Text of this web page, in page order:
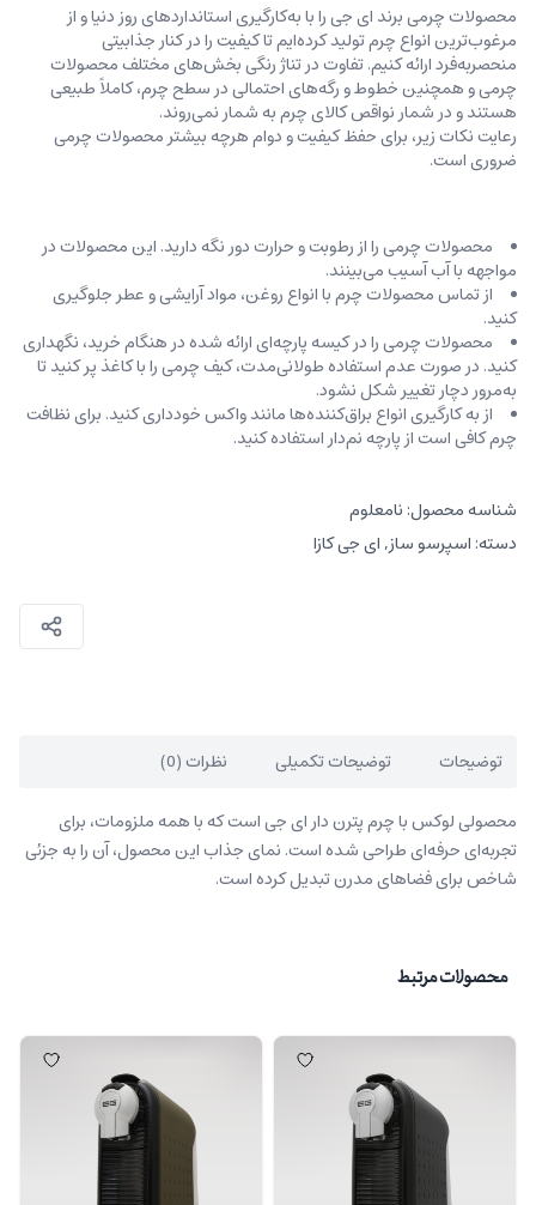
محصولات چرمی برند ای جی را با به‌کارگیری استانداردهای روز دنیا و از
مرغوب‌ترین انواع چرم تولید کرده‌ایم تا کیفیت را در کنار جذابیتی
منحصربه‌فرد ارائه کنیم. تفاوت در تناژ رنگی بخش‌های مختلف محصولات
چرمی و همچنین خطوط و رگه‌‌های احتمالی در سطح چرم، کاملاً طبیعی
هستند و در شمار نواقص کالای چرم به شمار نمی‌روند.
رعایت نکات زیر، برای حفظ کیفیت و دوام هرچه بیشتر محصولات چرمی
ضروری است.
محصولات چرمی را از رطوبت و حرارت دور نگه دارید. این محصولات در
مواجهه با آب آسیب می‌بینند.
از تماس محصولات چرم با انواع روغن‌، مواد آرایشی و عطر جلوگیری
کنید.
محصولات چرمی را در کیسه‌ پارچه‌ای ارائه شده در هنگام خرید، ‌نگهداری
کنید. در صورت عدم استفاده طولانی‌مدت، کیف‌ چرمی را با کاغذ پر کنید تا
به‌مرور دچار تغییر شکل نشود.
از به کارگیری انواع براق‌کننده‌ها مانند واکس خودداری کنید. برای نظافت
چرم کافی است از پارچه‌ نم‌دار استفاده کنید.
شناسه محصول: نامعلوم
دسته: اسپرسو ساز,ای جی کازا
توضیحات توضیحات تکمیلی نظرات (0)
محصولی لوکس با چرم پترن دار ای جی است که با همه ملزومات، برای
تجربه‌ای حرفه‌ای طراحی شده است. نمای جذاب این محصول، آن را به جزئی
شاخص برای فضاهای مدرن تبدیل کرده است.
محصولات مرتبط